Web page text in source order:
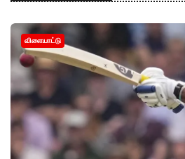
விளையாட்டு